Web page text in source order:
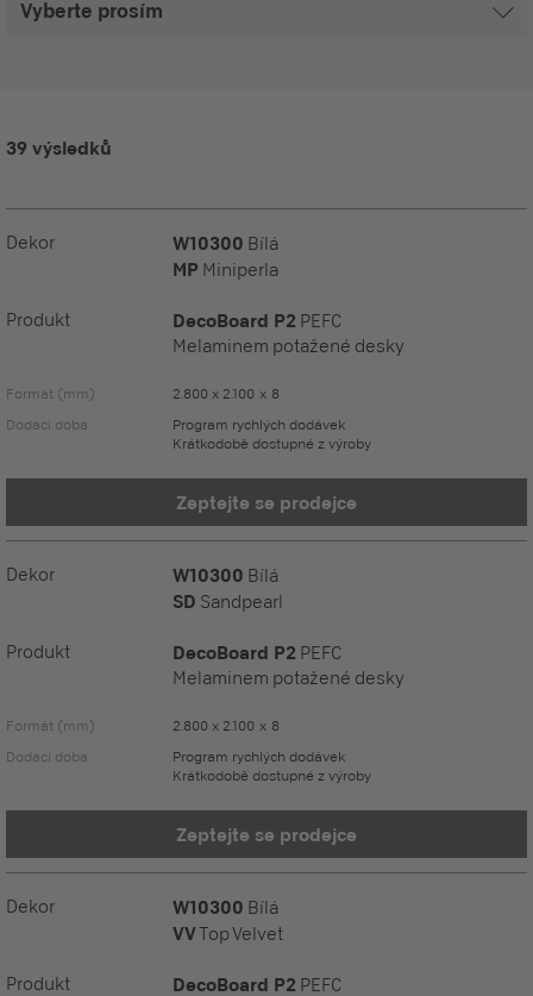
39 výsledků
Dekor W10300 Bílá
MP Miniperla
Produkt DecoBoard P2 PEFC
Melaminem potažené desky
Formát (mm)
2.800 x 2.100 x 8
Dodací doba
Program rychlých dodávek
Krátkodobě dostupné z výroby
Zeptejte se prodejce
Dekor W10300 Bílá
SD Sandpearl
Produkt DecoBoard P2 PEFC
Melaminem potažené desky
Formát (mm)
2.800 x 2.100 x 8
Dodací doba
Program rychlých dodávek
Krátkodobě dostupné z výroby
Zeptejte se prodejce
Dekor W10300 Bílá
VVTop Velvet
Produkt DecoBoard P2 PEFC